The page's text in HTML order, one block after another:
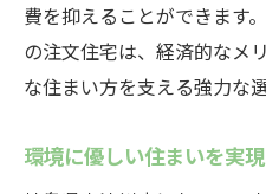
費を抑えることができます
の注文住宅は、経済的なメ
な住まい方を支える強力な
環境に優しい住まいを実